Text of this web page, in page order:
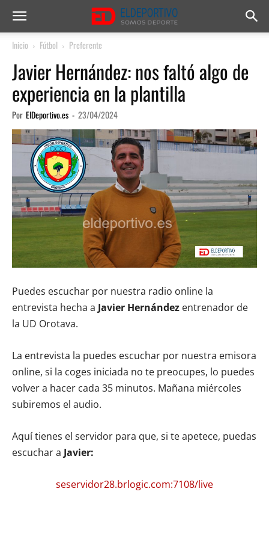
Inicio Fútbol Preferente
Javier Hernández: nos faltó algo de
experiencia en la plantilla
Por ElDeportivo.es - 23/04/2024
Puedes escuchar por nuestra radio online la
entrevista hecha a Javier Hernández entrenador de
la UD Orotava.
La entrevista la puedes escuchar por nuestra emisora
online, si la coges iniciada no te preocupes, lo puedes
volver a hacer cada 35 minutos. Mañana miércoles
subiremos el audio.
Aquí tienes el servidor para que, si te apetece, puedas
escuchar a Javier:
seservidor28.brlogic.com:7108/live